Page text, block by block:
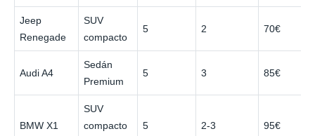
Jeep
Renegade
SUV
compacto
5 2 70€
Audi A4
Sedán
Premium
5 3 85€
BMW X1
SUV
compacto
5 2-3 95€